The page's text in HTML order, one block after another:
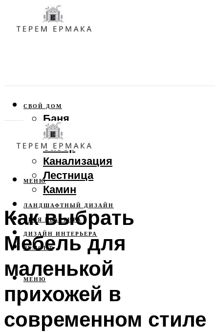
СВОЙ ДОМ
Баня
Веранда
Забор
Канализация
Лестница
Камин
ЛАНДШАФТНЫЙ ДИЗАЙН
СВОЯ КВАРТИРА
ДИЗАЙН ИНТЕРЬЕРА
РЕМОНТ
МЕНЮ
МЕНЮ
Как выбрать
Мебель для
маленькой
прихожей в
современном стиле